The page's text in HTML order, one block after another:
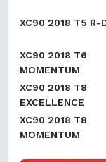
XC90 2018 T5 R-
XC90 2018 T6
MOMENTUM
XC90 2018 T8
EXCELLENCE
XC90 2018 T8
MOMENTUM